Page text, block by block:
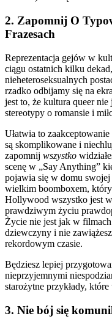
2. Zapomnij O
Frazesach
Reprezentacja gejów w
ciągu ostatnich kilku
nieheteroseksualnych
rzadko odbijamy się na
jest to, że kultura queer
stereotypy o romansie i
Ułatwia to
są skomplikowane i
zapomnij wszystko
scenę w „Say Anything”
pojawia się w domu
wielkim boomboxem,
Hollywood wszystko jest
prawdziwym życiu
Życie nie jest jak w
dziewczyny i nie
rekordowym czasie.
Będziesz lepiej
nieprzyjemnymi
starożytne przykłady,
3. Nie bój się